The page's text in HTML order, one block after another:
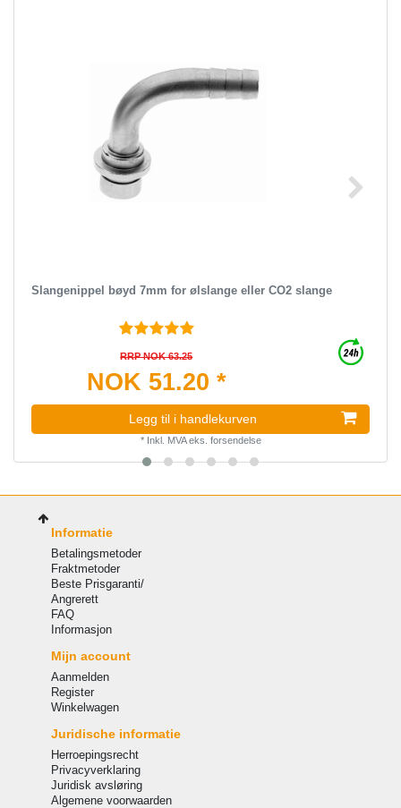
Slangenippel bøyd 7mm for ølslange eller CO2 slange
RRP NOK 63.25
NOK 51.20 *
Legg til i handlekurven
* Inkl. MVAeks. forsendelse
Informatie
Betalingsmetoder
Fraktmetoder
Beste Prisgaranti/
Angrerett
FAQ
Informasjon
Mijn account
Aanmelden
Register
Winkelwagen
Juridische informatie
Herroepingsrecht
Privacyverklaring
Juridisk avsløring
Algemene voorwaarden